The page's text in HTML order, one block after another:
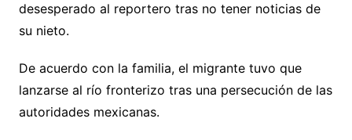
desesperado al reportero tras no tener noticias de
su nieto.
De acuerdo con la familia, el migrante tuvo que
lanzarse al río fronterizo tras una persecución de las
autoridades mexicanas.